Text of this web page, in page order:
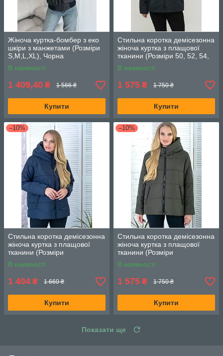
Жіноча куртка-бомбер з еко
шкіри з манжетами (Розміри
S,M,L,XL), Чорна
В наявності
1 409,40 ₴ 1 566 ₴
Купити
Стильна коротка демісезонна
жіноча куртка з плащової
тканини (Розміри 50, 52, 54,
56, 58, 60, 62, 64), Чорна
В наявності
1 575 ₴ 1 750 ₴
Купити
–10%
Стильна коротка демісезонна
жіноча куртка з плащової
тканини (Розміри
50,52,54,56,58,60,62,64),
Темно-синя
В наявності
1 494 ₴ 1 660 ₴
Купити
–10%
Стильна коротка демісезонна
жіноча куртка з плащової
тканини (Розміри
50,52,54,56,58,60,62,64), Хакі
В наявності
1 575 ₴ 1 750 ₴
Купити
Показати ще